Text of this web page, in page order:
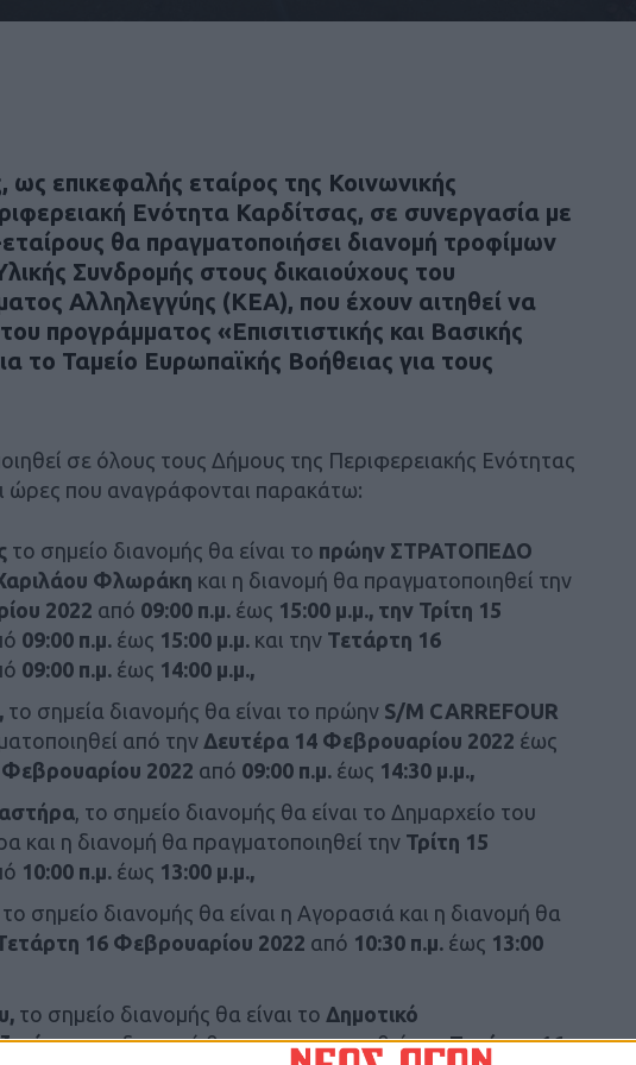
επικεφαλής εταίρος της Κοινωνικής
Ενότητα Καρδίτσας, σε συνεργασία με
θα πραγματοποιήσει διανομή τροφίμων
Συνδρομής στους δικαιούχους του
Αλληλεγγύης (ΚΕΑ), που έχουν αιτηθεί να
προγράμματος «Επισιτιστικής και Βασικής
το Ταμείο Ευρωπαϊκής Βοήθειας για τους
σε όλους τους Δήμους της Περιφερειακής Ενότητας
ώρες που αναγράφονται παρακάτω:
το σημείο διανομής θα είναι το πρώην ΣΤΡΑΤΟΠΕΔΟ
Φλωράκη και η διανομή θα πραγματοποιηθεί την
2022 από 09:00 π.μ. έως 15:00 μ.μ., την Τρίτη 15
09:00 π.μ. έως 15:00 μ.μ. και την Τετάρτη 16
09:00 π.μ. έως 14:00 μ.μ.,
το σημεία διανομής θα είναι το πρώην S/M CARREFOUR
από την Δευτέρα 14 Φεβρουαρίου 2022 έως
2022 από 09:00 π.μ. έως 14:30 μ.μ.,
, το σημείο διανομής θα είναι το Δημαρχείο του
και η διανομή θα πραγματοποιηθεί την Τρίτη 15
10:00 π.μ. έως 13:00 μ.μ.,
το σημείο διανομής θα είναι η Αγορασιά και η διανομή θα
16 Φεβρουαρίου 2022 από 10:30 π.μ. έως 13:00
το σημείο διανομής θα είναι το Δημοτικό
και η διανομή θα πραγματοποιηθεί τηνΤετάρτη 16